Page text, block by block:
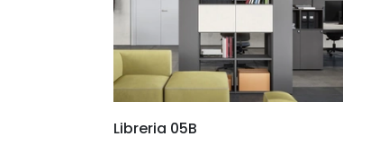
Libreria 05B